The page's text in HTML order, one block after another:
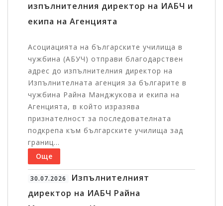
изпълнителния директор на ИАБЧ и
екипа на Агенцията
Асоциацията на българските училища в
чужбина (АБУЧ) отправи благодарствен
адрес до изпълнителния директор на
Изпълнителната агенция за българите в
чужбина Райна Манджукова и екипа на
Агенцията, в който изразява
признателност за последователната
подкрепа към българските училища зад
границ...
Още
30.07.2026
Изпълнителният
директор на ИАБЧ Райна